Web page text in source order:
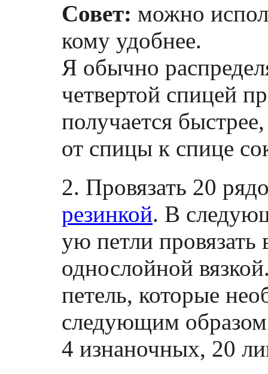
Совет: можно
кому удобнее.
Я обычно
четвертой спицей
получается
от спицы к спице
2. Провязать 20
резинкой. В
ую петли провязать
однослойной
петель, которые
следующим
4 изнаночных, 20